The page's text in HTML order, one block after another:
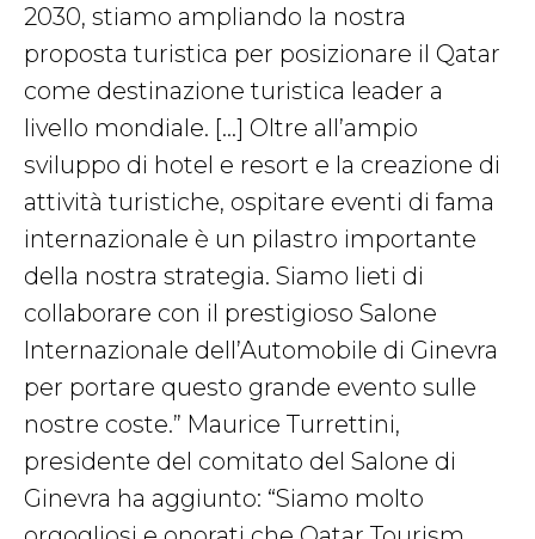
2030, stiamo ampliando la nostra
proposta turistica per posizionare il Qatar
come destinazione turistica leader a
livello mondiale. […] Oltre all’ampio
sviluppo di hotel e resort e la creazione di
attività turistiche, ospitare eventi di fama
internazionale è un pilastro importante
della nostra strategia. Siamo lieti di
collaborare con il prestigioso Salone
Internazionale dell’Automobile di Ginevra
per portare questo grande evento sulle
nostre coste.” Maurice Turrettini,
presidente del comitato del Salone di
Ginevra ha aggiunto: “Siamo molto